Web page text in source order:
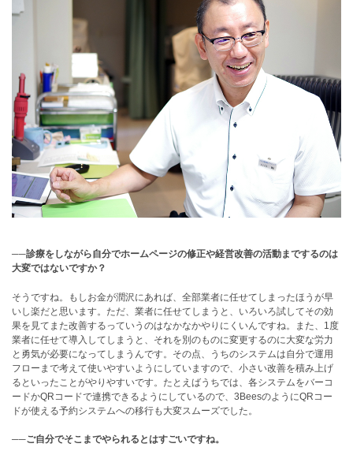
──診療をしながら自分でホームページの修正や経営改善の活動までするのは
大変ではないですか？
そうですね。もしお金が潤沢にあれば、全部業者に任せてしまったほうが早
いし楽だと思います。ただ、業者に任せてしまうと、いろいろ試してその効
果を見てまた改善するっていうのはなかなかやりにくいんですね。また、1度
業者に任せて導入してしまうと、それを別のものに変更するのに大変な労力
と勇気が必要になってしまうんです。その点、うちのシステムは自分で運用
フローまで考えて使いやすいようにしていますので、小さい改善を積み上げ
るといったことがやりやすいです。たとえばうちでは、各システムをバーコ
ードかQRコードで連携できるようにしているので、3BeesのようにQRコー
ドが使える予約システムへの移行も大変スムーズでした。
──ご自分でそこまでやられるとはすごいですね。